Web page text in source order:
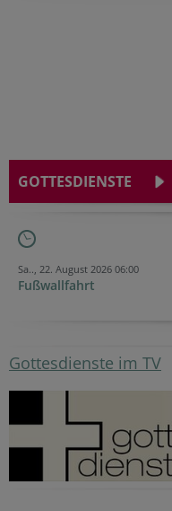
GOTTESDIENSTE
Sa.., 22. August 2026 06:00
Fußwallfahrt
Gottesdienste im TV